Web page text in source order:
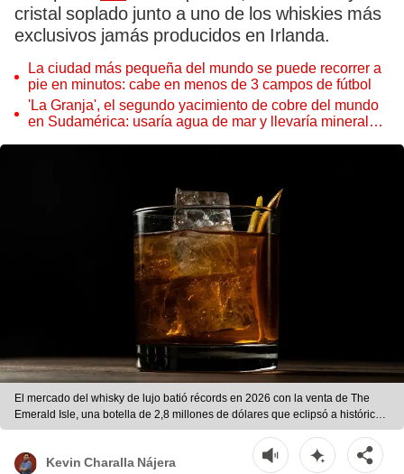
cristal soplado junto a uno de los whiskies más
exclusivos jamás producidos en Irlanda.
La ciudad más pequeña del mundo se puede recorrer a
pie en minutos: cabe en menos de 3 campos de fútbol
'La Granja', el segundo yacimiento de cobre del mundo
en Sudamérica: usaría agua de mar y llevaría mineral
El mercado del whisky de lujo batió récords en 2026 con la venta de The
Emerald Isle, una botella de 2,8 millones de dólares que eclipsó a históricos
single malts escoceses. | Foto: Magnific
Kevin Charalla Nájera